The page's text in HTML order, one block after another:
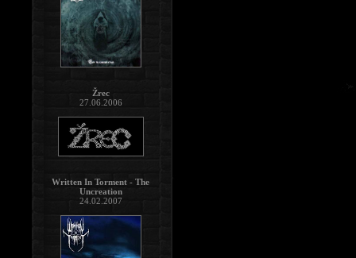
Žrec
27.06.2006
Written In Torment - The
Uncreation
24.02.2007